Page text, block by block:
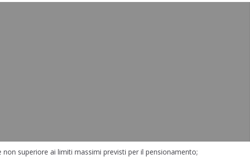
non superiore ai limiti massimi previsti per il pensionamento;